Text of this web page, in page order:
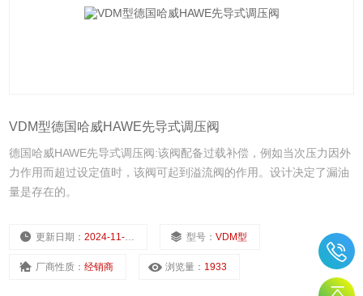
VDM型德国哈威HAWE先导式调压阀
德国哈威HAWE先导式调压阀:该阀配备过载补偿，例如当次压力因外
力作用而超过设定值时，该阀可起到溢流阀的作用。设计决定了漏油
量是存在的。
更新日期：2024-11-25 型号：VDM型
厂商性质：经销商 浏览量： 1933